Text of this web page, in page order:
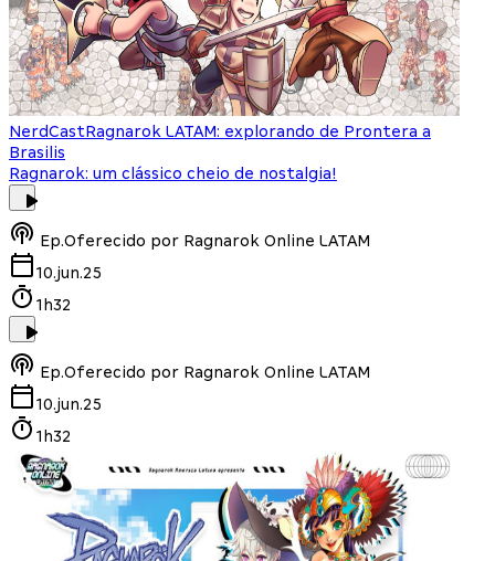
NerdCastRagnarok LATAM: explorando de Prontera a
Brasilis
Ragnarok: um clássico cheio de nostalgia!
Ep.Oferecido por Ragnarok Online LATAM
10.jun.25
1h32
Ep.Oferecido por Ragnarok Online LATAM
10.jun.25
1h32